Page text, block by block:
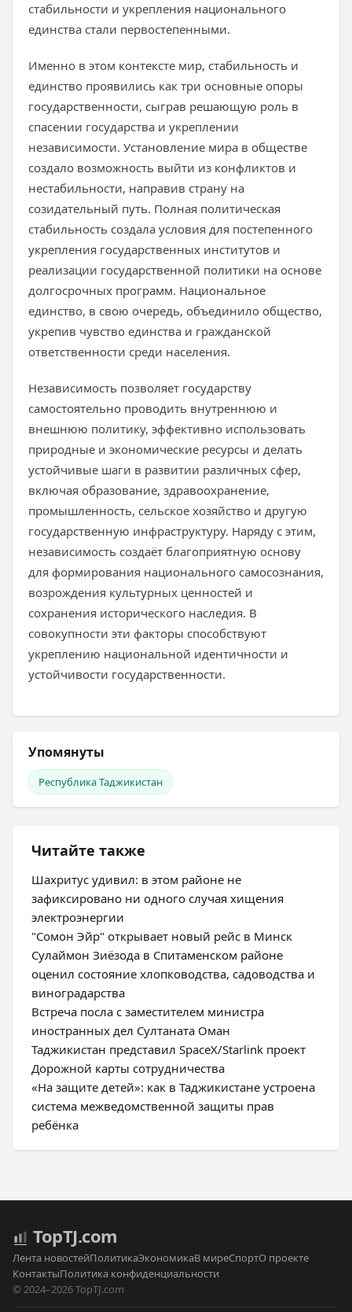
стабильности и укрепления национального
единства стали первостепенными.
Именно в этом контексте мир, стабильность и
единство проявились как три основные опоры
государственности, сыграв решающую роль в
спасении государства и укреплении
независимости. Установление мира в обществе
создало возможность выйти из конфликтов и
нестабильности, направив страну на
созидательный путь. Полная политическая
стабильность создала условия для постепенного
укрепления государственных институтов и
реализации государственной политики на основе
долгосрочных программ. Национальное
единство, в свою очередь, объединило общество,
укрепив чувство единства и гражданской
ответственности среди населения.
Независимость позволяет государству
самостоятельно проводить внутреннюю и
внешнюю политику, эффективно использовать
природные и экономические ресурсы и делать
устойчивые шаги в развитии различных сфер,
включая образование, здравоохранение,
промышленность, сельское хозяйство и другую
государственную инфраструктуру. Наряду с этим,
независимость создаёт благоприятную основу
для формирования национального самосознания,
возрождения культурных ценностей и
сохранения исторического наследия. В
совокупности эти факторы способствуют
укреплению национальной идентичности и
устойчивости государственности.
Упомянуты
Республика Таджикистан
Читайте также
Шахритус удивил: в этом районе не
зафиксировано ни одного случая хищения
электроэнергии
"Сомон Эйр" открывает новый рейс в Минск
Сулаймон Зиёзода в Спитаменском районе
оценил состояние хлопководства, садоводства и
виноградарства
Встреча посла с заместителем министра
иностранных дел Султаната Оман
Таджикистан представил SpaceX/Starlink проект
Дорожной карты сотрудничества
«На защите детей»: как в Таджикистане устроена
система межведомственной защиты прав
ребёнка
TopTJ.com
Лента новостейПолитикаЭкономикаВ миреСпортО проекте
КонтактыПолитика конфиденциальности
© 2024–2026 TopTJ.com